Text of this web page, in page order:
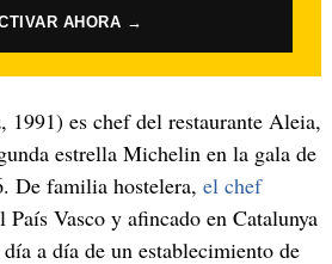
AHORA →
1991) es chef del restaurante Aleia,
estrella Michelin en la gala de
De familia hostelera, el chef
País Vasco y afincado en Catalunya
a día de un establecimiento de